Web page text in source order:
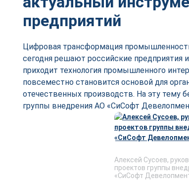
предприятий
Цифровая трансформация
сегодня решают российские предприятия
приходит технология промышленного
повсеместно становится основой для
отечественных производств. На эту тему
группы внедрения АО «СиСофт
Алексей Сусоев,
проектов группы
«СиСофт